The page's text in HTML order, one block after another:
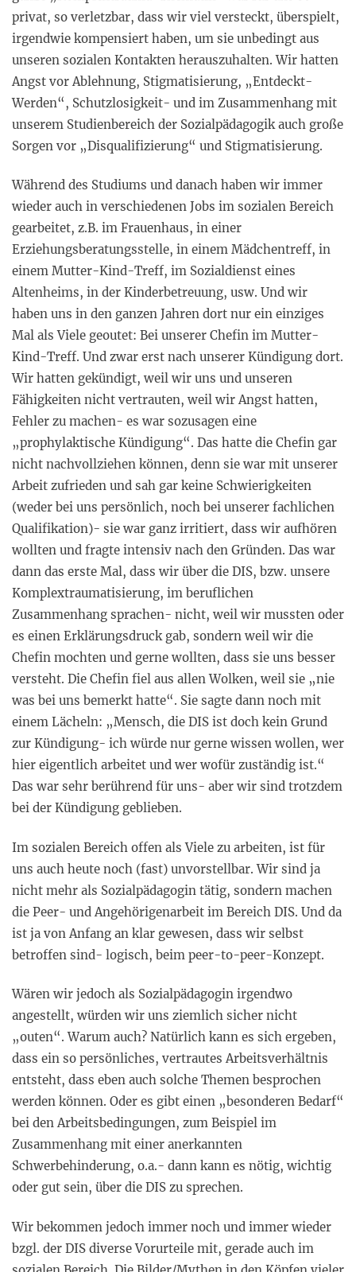
privat, so verletzbar, dass wir viel versteckt, überspielt,
irgendwie kompensiert haben, um sie unbedingt aus
unseren sozialen Kontakten herauszuhalten. Wir hatten
Angst vor Ablehnung, Stigmatisierung, „Entdeckt-
Werden“, Schutzlosigkeit- und im Zusammenhang mit
unserem Studienbereich der Sozialpädagogik auch große
Sorgen vor „Disqualifizierung“ und Stigmatisierung.
Während des Studiums und danach haben wir immer
wieder auch in verschiedenen Jobs im sozialen Bereich
gearbeitet, z.B. im Frauenhaus, in einer
Erziehungsberatungsstelle, in einem Mädchentreff, in
einem Mutter-Kind-Treff, im Sozialdienst eines
Altenheims, in der Kinderbetreuung, usw. Und wir
haben uns in den ganzen Jahren dort nur ein einziges
Mal als Viele geoutet: Bei unserer Chefin im Mutter-
Kind-Treff. Und zwar erst nach unserer Kündigung dort.
Wir hatten gekündigt, weil wir uns und unseren
Fähigkeiten nicht vertrauten, weil wir Angst hatten,
Fehler zu machen- es war sozusagen eine
„prophylaktische Kündigung“. Das hatte die Chefin gar
nicht nachvollziehen können, denn sie war mit unserer
Arbeit zufrieden und sah gar keine Schwierigkeiten
(weder bei uns persönlich, noch bei unserer fachlichen
Qualifikation)- sie war ganz irritiert, dass wir aufhören
wollten und fragte intensiv nach den Gründen. Das war
dann das erste Mal, dass wir über die DIS, bzw. unsere
Komplextraumatisierung, im beruflichen
Zusammenhang sprachen- nicht, weil wir mussten oder
es einen Erklärungsdruck gab, sondern weil wir die
Chefin mochten und gerne wollten, dass sie uns besser
versteht. Die Chefin fiel aus allen Wolken, weil sie „nie
was bei uns bemerkt hatte“. Sie sagte dann noch mit
einem Lächeln: „Mensch, die DIS ist doch kein Grund
zur Kündigung- ich würde nur gerne wissen wollen, wer
hier eigentlich arbeitet und wer wofür zuständig ist.“
Das war sehr berührend für uns- aber wir sind trotzdem
bei der Kündigung geblieben.
Im sozialen Bereich offen als Viele zu arbeiten, ist für
uns auch heute noch (fast) unvorstellbar. Wir sind ja
nicht mehr als Sozialpädagogin tätig, sondern machen
die Peer- und Angehörigenarbeit im Bereich DIS. Und da
ist ja von Anfang an klar gewesen, dass wir selbst
betroffen sind- logisch, beim peer-to-peer-Konzept.
Wären wir jedoch als Sozialpädagogin irgendwo
angestellt, würden wir uns ziemlich sicher nicht
„outen“. Warum auch? Natürlich kann es sich ergeben,
dass ein so persönliches, vertrautes Arbeitsverhältnis
entsteht, dass eben auch solche Themen besprochen
werden können. Oder es gibt einen „besonderen Bedarf“
bei den Arbeitsbedingungen, zum Beispiel im
Zusammenhang mit einer anerkannten
Schwerbehinderung, o.a.- dann kann es nötig, wichtig
oder gut sein, über die DIS zu sprechen.
Wir bekommen jedoch immer noch und immer wieder
bzgl. der DIS diverse Vorurteile mit, gerade auch im